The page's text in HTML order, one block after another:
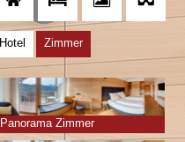
Hotel Zimmer
Panorama Zimmer